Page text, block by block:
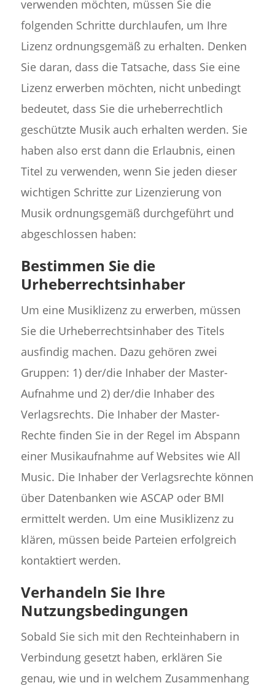
verwenden möchten, müssen Sie die
folgenden Schritte durchlaufen, um Ihre
Lizenz ordnungsgemäß zu erhalten. Denken
Sie daran, dass die Tatsache, dass Sie eine
Lizenz erwerben möchten, nicht unbedingt
bedeutet, dass Sie die urheberrechtlich
geschützte Musik auch erhalten werden. Sie
haben also erst dann die Erlaubnis, einen
Titel zu verwenden, wenn Sie jeden dieser
wichtigen Schritte zur Lizenzierung von
Musik ordnungsgemäß durchgeführt und
abgeschlossen haben:
Bestimmen Sie die
Urheberrechtsinhaber
Um eine Musiklizenz zu erwerben, müssen
Sie die Urheberrechtsinhaber des Titels
ausfindig machen. Dazu gehören zwei
Gruppen: 1) der/die Inhaber der Master-
Aufnahme und 2) der/die Inhaber des
Verlagsrechts. Die Inhaber der Master-
Rechte finden Sie in der Regel im Abspann
einer Musikaufnahme auf Websites wie All
Music. Die Inhaber der Verlagsrechte können
über Datenbanken wie ASCAP oder BMI
ermittelt werden. Um eine Musiklizenz zu
klären, müssen beide Parteien erfolgreich
kontaktiert werden.
Verhandeln Sie Ihre
Nutzungsbedingungen
Sobald Sie sich mit den Rechteinhabern in
Verbindung gesetzt haben, erklären Sie
genau, wie und in welchem Zusammenhang